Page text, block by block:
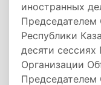
иностранных
Председателем
Республики
десяти сессиях
Организации